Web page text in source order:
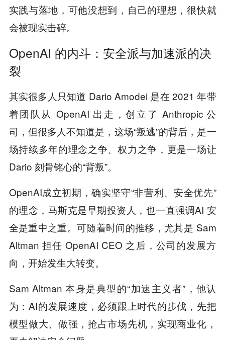
实践与落地，可他没想到，自己的理想，很快就
会被现实击碎。
OpenAI 的内斗：安全派与加速派的决
裂
其实很多人只知道 Dario Amodei 是在 2021 年带
着团队从 OpenAI 出走，创立了 Anthropic 公
司，但很多人不知道是，这场“叛逃”的背后，是一
场持续多年的理念之争、权力之争，更是一场让
Dario 刻骨铭心的“背叛”。
OpenAI成立初期，确实坚守“非营利、安全优先”
的理念，马斯克是早期投资人，也一直强调AI 安
全是重中之重。可随着时间的推移，尤其是 Sam
Altman 担任 OpenAI CEO 之后，公司的发展方
向，开始发生大转变。
Sam Altman 本身是典型的“加速主义者”，他认
为：AI的发展速度，必须跟上时代的步伐，先把
模型做大、做强，抢占市场先机，实现商业化，